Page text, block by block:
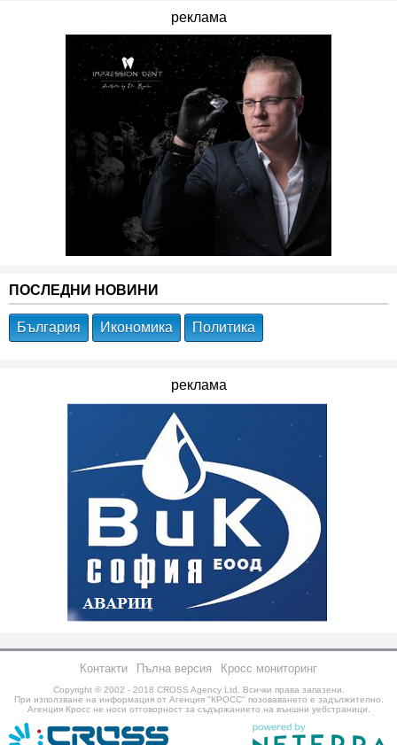
реклама
ПОСЛЕДНИ НОВИНИ
България Икономика Политика
реклама
Контакти Пълна версия Кросс мониторинг
Copyright © 2002 - 2018 CROSS Agency Ltd.
Всички права запазени.
При използване на информация от Агенция "КРОСС" позоваването е задължително.
Агенция Кросс не носи отговорност за съдържанието на външни уебстраници.